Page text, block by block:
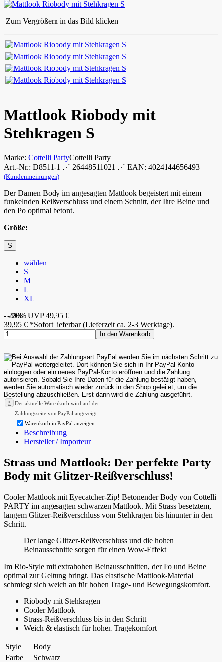
Zum Vergrößern in das Bild klicken
Mattlook Riobody mit
Stehkragen S
Marke: Cottelli PartyCottelli Party
Art.-Nr.: D8511-1 ⋰ 26448511021 ⋰ EAN: 4024144656493
(Kundenmeinungen)
Der Damen Body im angesagten Mattlook begeistert mit einem
funkelnden Reißverschluss und einem Schnitt, der Ihre Beine und
den Po optimal betont.
Größe:
S
wählen
S
M
L
XL
- 20%
- 20%UVP49,95 €
39,95 € *Sofort lieferbar (Lieferzeit ca. 2-3 Werktage).
In den Warenkorb
?
Der aktuelle Warenkorb wird auf der
Zahlungsseite von PayPal angezeigt.
Warenkorb in PayPal anzeigen
Beschreibung
Hersteller / Importeur
Strass und Mattlook: Der perfekte Party
Body mit Glitzer-Reißverschluss!
Cooler Mattlook mit Eyecatcher-Zip! Betonender Body von Cottelli
PARTY im angesagten schwarzen Mattlook. Mit Strass besetztem,
langem Glitzer-Reißverschluss vom Stehkragen bis hinunter in den
Schritt.
Der lange Glitzer-Reißverschluss und die hohen
Beinausschnitte sorgen für einen Wow-Effekt
Im Rio-Style mit extrahohen Beinausschnitten, der Po und Beine
optimal zur Geltung bringt. Das elastische Mattlook-Material
schmiegt sich weich an für hohen Trage- und Bewegungskomfort.
Riobody mit Stehkragen
Cooler Mattlook
Strass-Reißverschluss bis in den Schritt
Weich & elastisch für hohen Tragekomfort
Style
Body
Farbe
Schwarz